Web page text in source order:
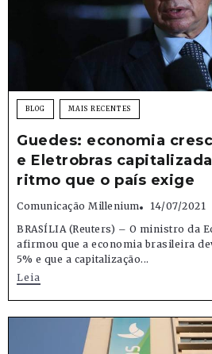
BLOG MAIS RECENTES
Guedes: economia
e Eletrobras
ritmo que o país exige
Comunicação Millenium
14/07/2021
BRASÍLIA (Reuters) – O ministro da
afirmou que a economia brasileira
5% e que a capitalização...
Leia